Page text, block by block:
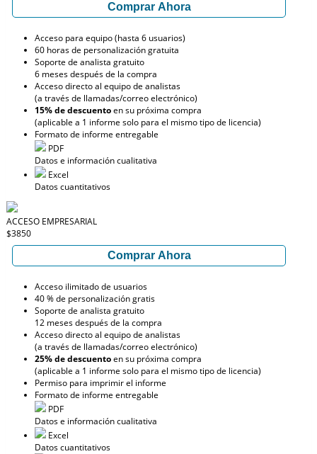
Comprar Ahora
Acceso para equipo (hasta 6 usuarios)
60 horas de personalización gratuita
Soporte de analista gratuito
6 meses después de la compra
Acceso directo al equipo de analistas
(a través de llamadas/correo electrónico)
15% de descuentoen su próxima compra
(aplicable a 1 informe solo para el mismo tipo de licencia)
Formato de informe entregable
PDF
Datos e información cualitativa
Excel
Datos cuantitativos
ACCESO EMPRESARIAL
$3850
Comprar Ahora
Acceso ilimitado de usuarios
40 % de personalización gratis
Soporte de analista gratuito
12 meses después de la compra
Acceso directo al equipo de analistas
(a través de llamadas/correo electrónico)
25% de descuentoen su próxima compra
(aplicable a 1 informe solo para el mismo tipo de licencia)
Permiso para imprimir el informe
Formato de informe entregable
PDF
Datos e información cualitativa
Excel
Datos cuantitativos